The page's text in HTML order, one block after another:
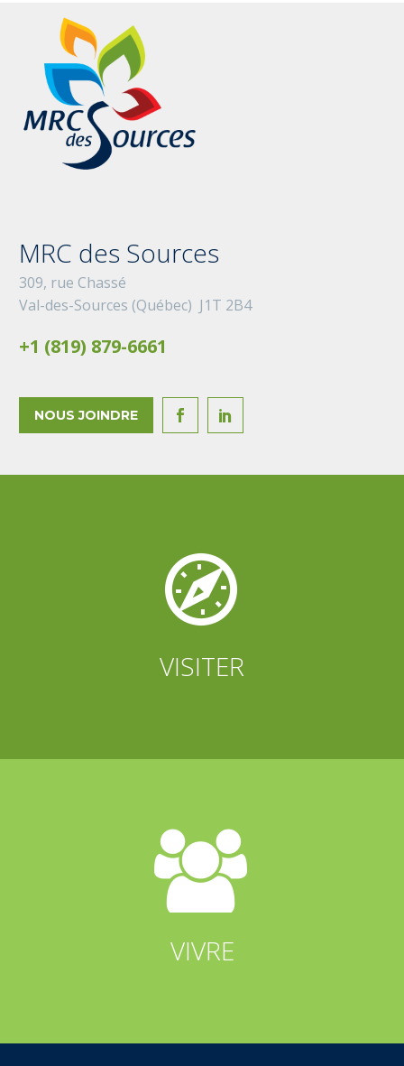
MRC des Sources
309, rue Chassé
Val-des-Sources (Québec) J1T 2B4
+1 (819) 879-6661
NOUS JOINDRE  


VISITER


VIVRE